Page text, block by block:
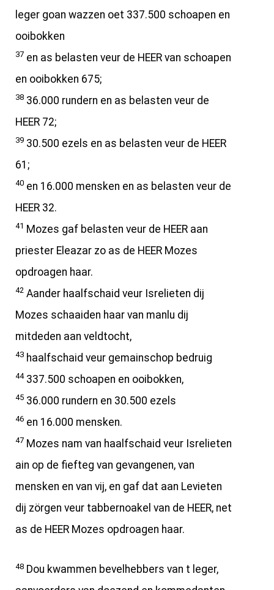
leger goan wazzen oet 337.500 schoapen en
ooibokken
37 en as belasten veur de HEER van schoapen
en ooibokken 675;
38 36.000 rundern en as belasten veur de
HEER 72;
39 30.500 ezels en as belasten veur de HEER
61;
40 en 16.000 mensken en as belasten veur de
HEER 32.
41 Mozes gaf belasten veur de HEER aan
priester Eleazar zo as de HEER Mozes
opdroagen haar.
42 Aander haalfschaid veur Isrelieten dij
Mozes schaaiden haar van manlu dij
mitdeden aan veldtocht,
43 haalfschaid veur gemainschop bedruig
44337.500 schoapen en ooibokken,
45 36.000 rundern en 30.500 ezels
46 en 16.000 mensken.
47 Mozes nam van haalfschaid veur Isrelieten
ain op de fiefteg van gevangenen, van
mensken en van vij, en gaf dat aan Levieten
dij zörgen veur tabbernoakel van de HEER, net
as de HEER Mozes opdroagen haar.
48 Dou kwammen bevelhebbers van t leger,